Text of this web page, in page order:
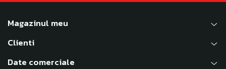
Magazinul meu
Clienti
Date comerciale